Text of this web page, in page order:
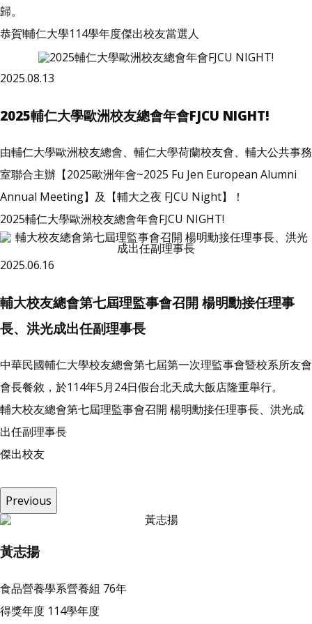
歸。
恭賀!輔仁大學114學年度傑出校友當選人
2025.08.13
2025輔仁大學歐洲校友總會年會FJCU NIGHT!
由輔仁大學歐洲校友總會、輔仁大學荷蘭校友會、輔大公共事務
室聯合主辦【2025歐洲年會~2025 Fu Jen European Alumni
Annual Meeting】及【輔大之夜 FJCU Night】！
2025輔仁大學歐洲校友總會年會FJCU NIGHT!
2025.06.16
輔大校友總會第七屆理監事會召開 楊明勳接任理事
長、洪光成出任副理事長
中華民國輔仁大學校友總會第七屆第一次理監事會暨校系所友會
會長餐敘，於114年5月24日假台北天成大飯店隆重舉行。
輔大校友總會第七屆理監事會召開 楊明勳接任理事長、洪光成
出任副理事長
傑出校友
Previous
黃志揚
食品營養學系營養組 76年
得獎年度 114學年度